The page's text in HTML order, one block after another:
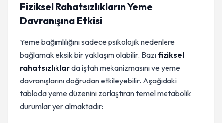
Fiziksel Rahatsızlıkların Yeme
Davranışına Etkisi
Yeme bağımlılığını sadece psikolojik nedenlere
bağlamak eksik bir yaklaşım olabilir. Bazı fiziksel
rahatsızlıklarda iştah mekanizmasını ve yeme
davranışlarını doğrudan etkileyebilir. Aşağıdaki
tabloda yeme düzenini zorlaştıran temel metabolik
durumlar yer almaktadır: